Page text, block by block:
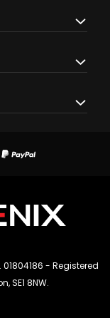
- Registered
SE1 8NW.